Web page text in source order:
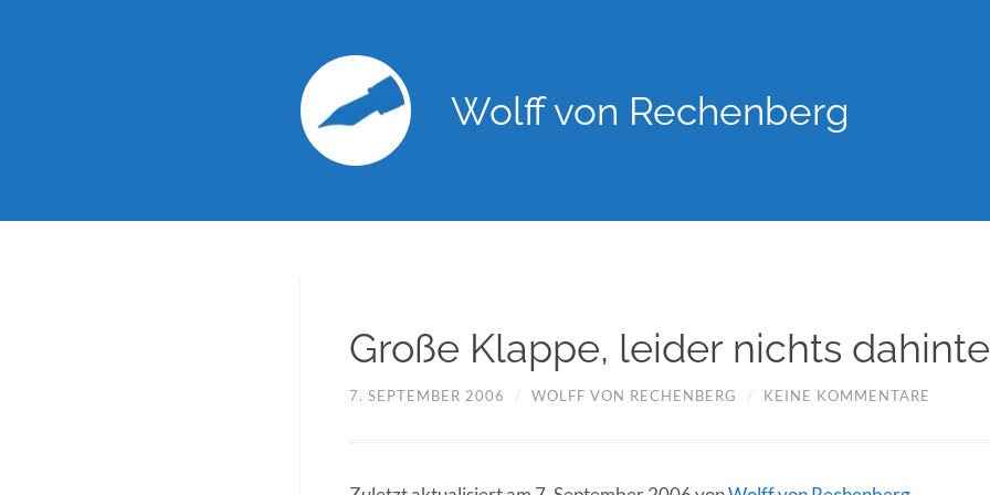
Wolff von Rechenberg
Große Klappe, leider nichts
7. SEPTEMBER 2006 / WOLFF VON RECHENBERG / KEINE KOMMENTARE